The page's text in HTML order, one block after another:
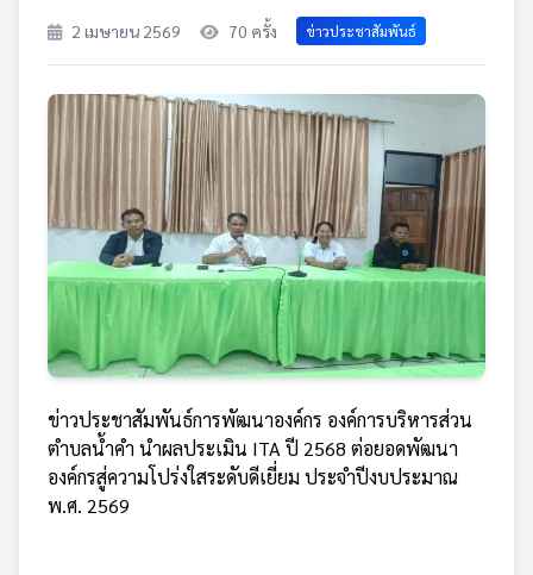
2 เมษายน 2569 70 ครั้ง ข่าวประชาสัมพันธ์
ข่าวประชาสัมพันธ์การพัฒนาองค์กร องค์การบริหารส่วน
ตำบลน้ำคำ นำผลประเมิน ITA ปี 2568 ต่อยอดพัฒนา
องค์กรสู่ความโปร่งใสระดับดีเยี่ยม ประจำปีงบประมาณ
พ.ศ. 2569